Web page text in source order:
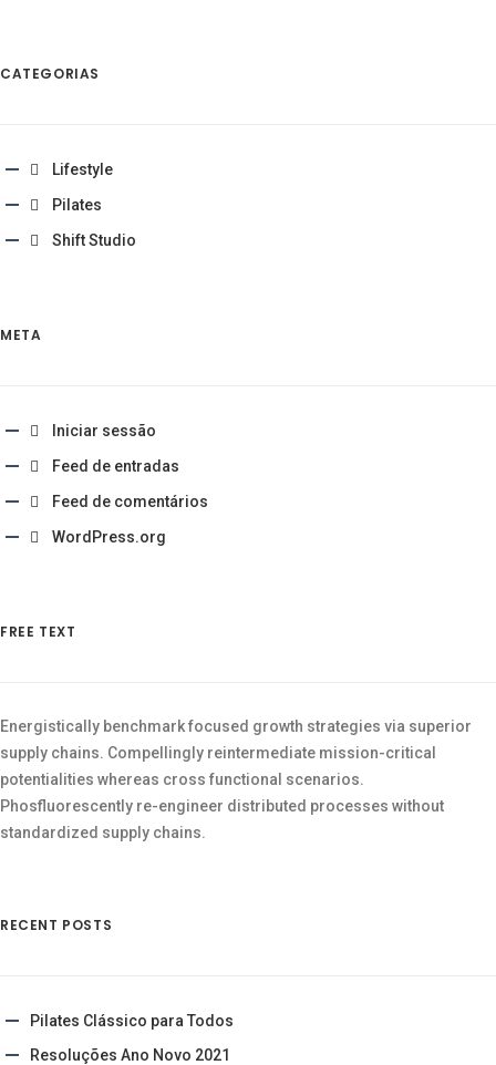
CATEGORIAS
Lifestyle
Pilates
Shift Studio
META
Iniciar sessão
Feed de entradas
Feed de comentários
WordPress.org
FREE TEXT
Energistically benchmark focused growth strategies via superior
supply chains. Compellingly reintermediate mission-critical
potentialities whereas cross functional scenarios.
Phosfluorescently re-engineer distributed processes without
standardized supply chains.
RECENT POSTS
Pilates Clássico para Todos
Resoluções Ano Novo 2021